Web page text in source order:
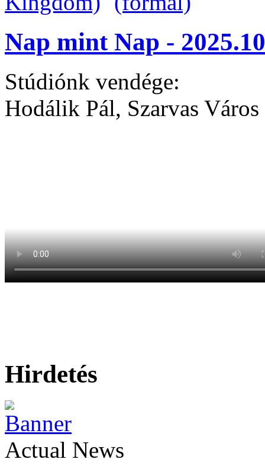
Nap mint Nap -
Stúdiónk vendége:
Hodálik Pál, Szarvas
Hirdetés
Actual News